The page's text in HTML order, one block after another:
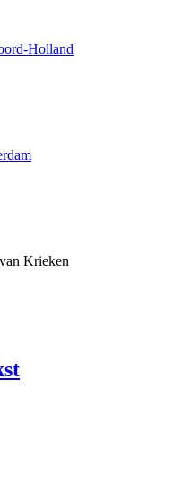
Holland
Krieken